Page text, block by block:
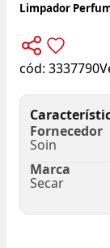
Limpador
cód: 3337790
Fornecedor
Soin
Marca
Secar